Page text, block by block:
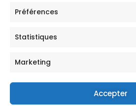
Préférences
Statistiques
Marketing
Accepter
Notification lors de la collecte
Vos choix en matière